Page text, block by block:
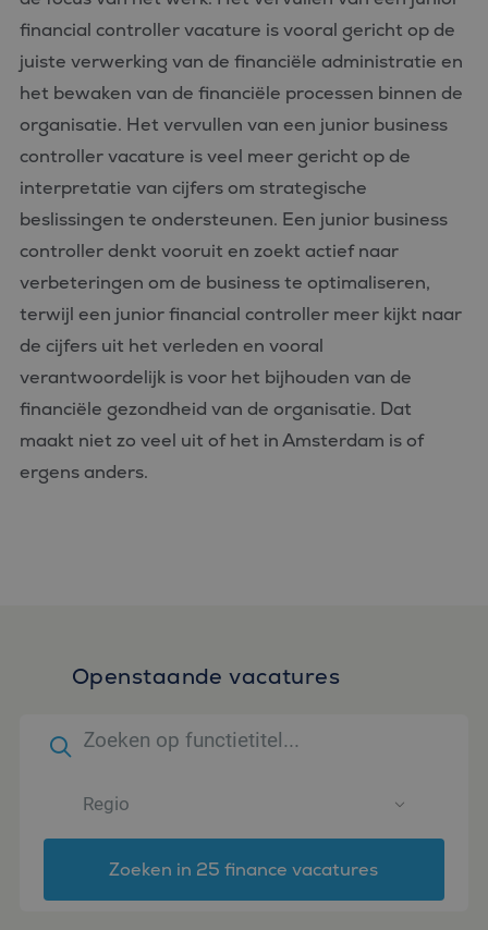
financial controller vacature is vooral gericht op de
juiste verwerking van de financiële administratie en
het bewaken van de financiële processen binnen de
organisatie. Het vervullen van een junior business
controller vacature is veel meer gericht op de
interpretatie van cijfers om strategische
beslissingen te ondersteunen. Een junior business
controller denkt vooruit en zoekt actief naar
verbeteringen om de business te optimaliseren,
terwijl een junior financial controller meer kijkt naar
de cijfers uit het verleden en vooral
verantwoordelijk is voor het bijhouden van de
financiële gezondheid van de organisatie. Dat
maakt niet zo veel uit of het in Amsterdam is of
ergens anders.
Openstaande vacatures
Zoeken in 25 finance vacatures